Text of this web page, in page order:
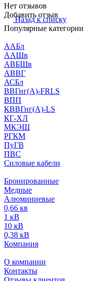
Нет отзывов
Добавить отзыв
Назад к списку
Популярные категории
ААБл
ААШв
АВБШв
АВВГ
АСБл
ВВГнг(А)-FRLS
ВПП
КВВГнг(А)-LS
КГ-ХЛ
МКЭШ
РГКМ
ПуГВ
ПВС
Силовые кабели
Бронированные
Медные
Алюминиевые
0,66 кв
1 кВ
10 кВ
0,38 кВ
Компания
О компании
Контакты